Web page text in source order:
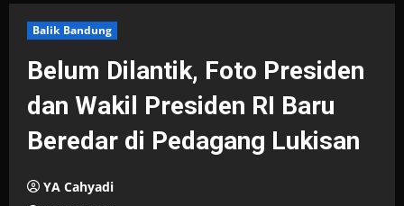
Balik Bandung
Belum Dilantik, Foto Presiden
dan Wakil Presiden RI Baru
Beredar di Pedagang Lukisan
YA Cahyadi